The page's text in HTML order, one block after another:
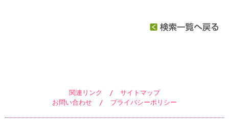
関連リンク /
サイトマップ
お問い合わせ
/ プライバシーポリシー